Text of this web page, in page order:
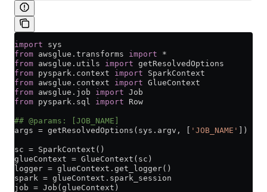
import sys
from awsglue.transforms import *
from awsglue.utils import getResolvedOptions
from pyspark.context import SparkContext
from awsglue.context import GlueContext
from awsglue.job import Job
from pyspark.sql import Row
## @params: [JOB_NAME]
args = getResolvedOptions(sys.argv, [ 'JOB_NAME' ])
sc = SparkContext()
glueContext = GlueContext(sc)
logger = glueContext.get_logger()
spark = glueContext.spark_session
job = Job(glueContext)